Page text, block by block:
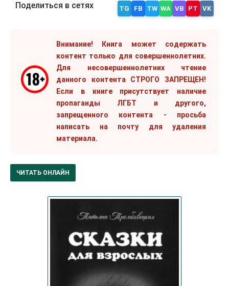
Поделиться в сетях TG FB TW WA VB PT VK
Внимание! Книга может содержать
контент только для совершеннолетних.
Для несовершеннолетних чтение
данного контента СТРОГО ЗАПРЕЩЕН!
Если в книге присутствует наличие
пропаганды ЛГБТ и другого,
запрещенного контента - просьба
написать на почту для удаления
материала.
ЧИТАТЬ ОНЛАЙН